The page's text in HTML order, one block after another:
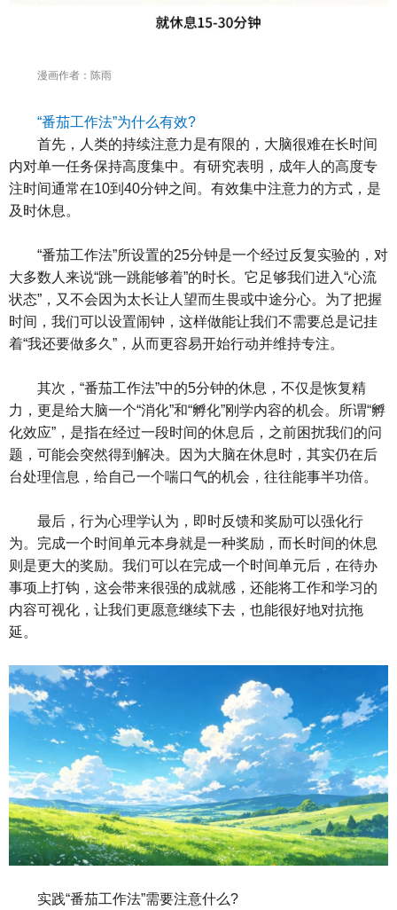
漫画作者：陈雨
“番茄工作法”为什么有效?
首先，人类的持续注意力是有限的，大脑很难在长时间
内对单一任务保持高度集中。有研究表明，成年人的高度专
注时间通常在10到40分钟之间。有效集中注意力的方式，是
及时休息。
“番茄工作法”所设置的25分钟是一个经过反复实验的，对
大多数人来说“跳一跳能够着”的时长。它足够我们进入“心流
状态”，又不会因为太长让人望而生畏或中途分心。为了把握
时间，我们可以设置闹钟，这样做能让我们不需要总是记挂
着“我还要做多久”，从而更容易开始行动并维持专注。
其次，“番茄工作法”中的5分钟的休息，不仅是恢复精
力，更是给大脑一个“消化”和“孵化”刚学内容的机会。所谓“孵
化效应”，是指在经过一段时间的休息后，之前困扰我们的问
题，可能会突然得到解决。因为大脑在休息时，其实仍在后
台处理信息，给自己一个喘口气的机会，往往能事半功倍。
最后，行为心理学认为，即时反馈和奖励可以强化行
为。完成一个时间单元本身就是一种奖励，而长时间的休息
则是更大的奖励。我们可以在完成一个时间单元后，在待办
事项上打钩，这会带来很强的成就感，还能将工作和学习的
内容可视化，让我们更愿意继续下去，也能很好地对抗拖
延。
实践“番茄工作法”需要注意什么?